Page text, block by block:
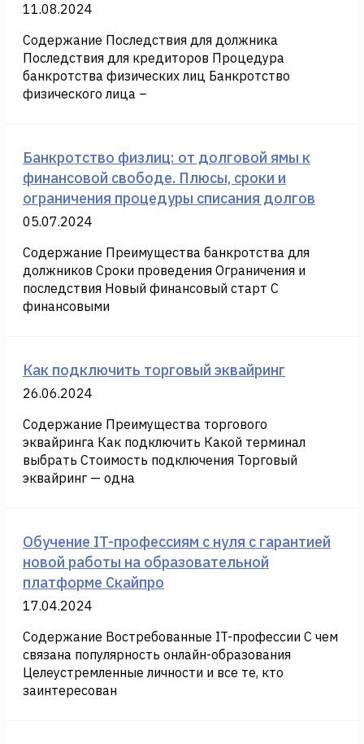
11.08.2024
Содержание Последствия для должника
Последствия для кредиторов Процедура
банкротства физических лиц Банкротство
физического лица –
Банкротство физлиц: от долговой ямы к
финансовой свободе. Плюсы, сроки и
ограничения процедуры списания долгов
05.07.2024
Содержание Преимущества банкротства для
должников Сроки проведения Ограничения и
последствия Новый финансовый старт С
финансовыми
Как подключить торговый эквайринг
26.06.2024
Содержание Преимущества торгового
эквайринга Как подключить Какой терминал
выбрать Стоимость подключения Торговый
эквайринг — одна
Обучение IT-профессиям с нуля с гарантией
новой работы на образовательной
платформе Скайпро
17.04.2024
Содержание Востребованные IT-профессии С чем
связана популярность онлайн-образования
Целеустремленные личности и все те, кто
заинтересован